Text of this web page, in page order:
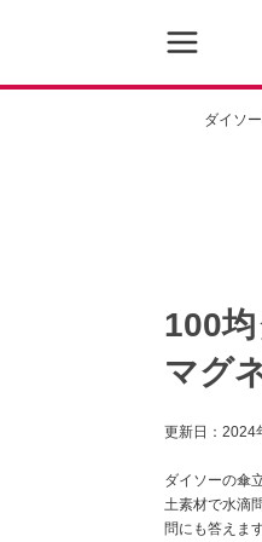
ダイソ
100
マグ
更新日： 2024
ダイソーの傘
土素材で水滴
問にも答えます